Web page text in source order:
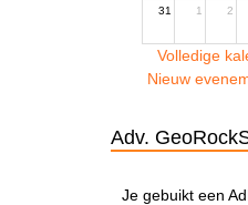
31 1 2
Volledige
Nieuw
Adv.
Je gebuikt een